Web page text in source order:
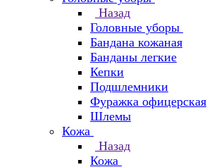
Назад
Головные уборы
Бандана кожаная
Банданы легкие
Кепки
Подшлемники
Фуражка офицерская
Шлемы
Кожа
Назад
Кожа